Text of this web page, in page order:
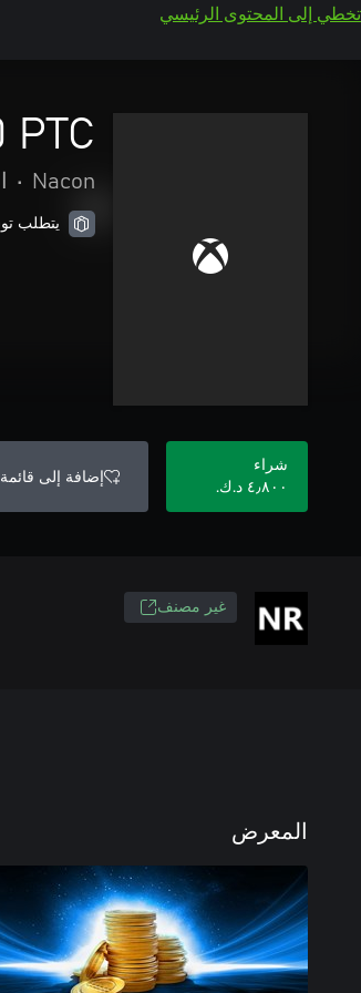
تخطي إلى المحتوى الرئيسي
Nacon
•
يتطلب
شراء
٤٫٨٠٠ د.ك.‏
إضافة إلى قائمة
غير مصنف
المعرض